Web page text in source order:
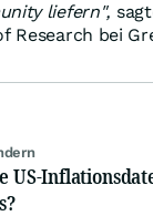
liefern",
Research bei
US-